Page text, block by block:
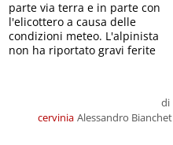
cervinia
di
Alessandro Bianchet
parte via terra e in parte con
l'elicottero a causa delle
condizioni meteo. L'alpinista
non ha riportato gravi ferite